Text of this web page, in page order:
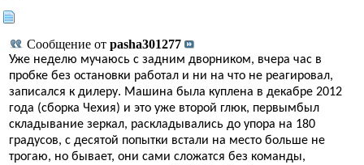
Сообщение от pasha301277
Уже неделю мучаюсь с задним дворником, вчера час в
пробке без остановки работал и ни на что не реагировал,
записался к дилеру. Машина была куплена в декабре 2012
года (сборка Чехия) и это уже второй глюк, первымбыл
складывание зеркал, раскладывались до упора на 180
градусов, с десятой попытки встали на место больше не
трогаю, но бывает, они сами сложатся без команды,